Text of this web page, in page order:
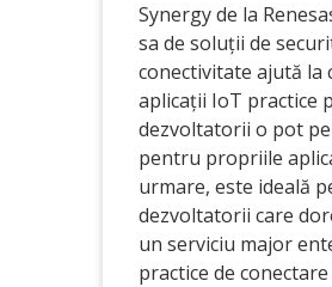
Synergy de la
sa de soluții de
conectivitate ajută la
aplicații IoT practice
dezvoltatorii o pot
pentru propriile
urmare, este ideală
dezvoltatorii care
un serviciu major
practice de